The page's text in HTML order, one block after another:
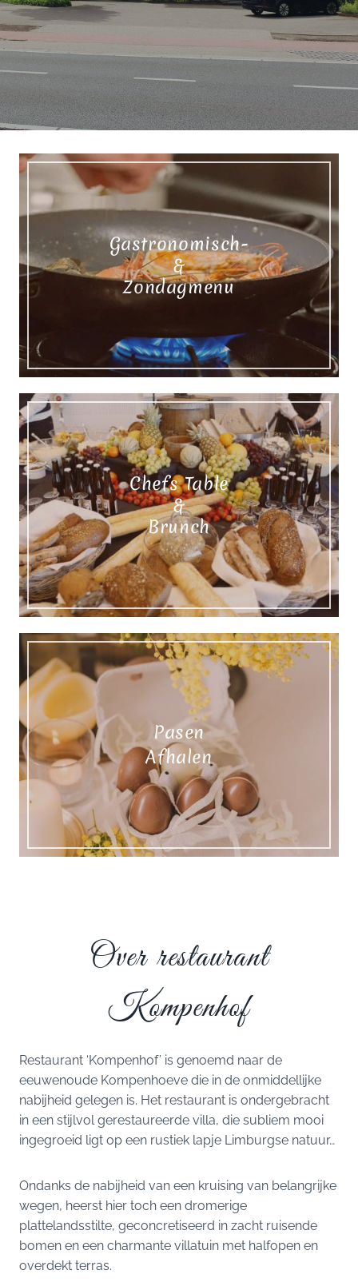
Gastronomisch-
&
Zondagmenu
Chefs Table
&
Brunch
Pasen
Afhalen
Over restaurant
Kompenhof
Restaurant ‘Kompenhof’ is genoemd naar de
eeuwenoude Kompenhoeve die in de onmiddellijke
nabijheid gelegen is. Het restaurant is ondergebracht
in een stijlvol gerestaureerde villa, die subliem mooi
ingegroeid ligt op een rustiek lapje Limburgse natuur…
Ondanks de nabijheid van een kruising van belangrijke
wegen, heerst hier toch een dromerige
plattelandsstilte, geconcretiseerd in zacht ruisende
bomen en een charmante villatuin met halfopen en
overdekt terras.